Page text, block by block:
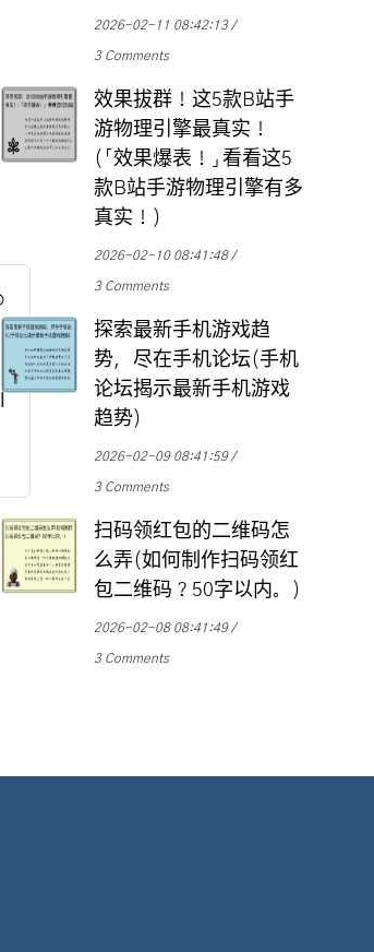
2026-02-11 08:42:13
3 Comments
效果拔群！这5款B站手
游物理引擎最真实！
(「效果爆表！」看看这5
款B站手游物理引擎有多
真实！)
2026-02-10 08:41:48
3 Comments
探索最新手机游戏趋
势，尽在手机论坛(手机
论坛揭示最新手机游戏
趋势)
2026-02-09 08:41:59
3 Comments
扫码领红包的二维码怎
么弄(如何制作扫码领红
包二维码？50字以内。)
2026-02-08 08:41:49
3 Comments